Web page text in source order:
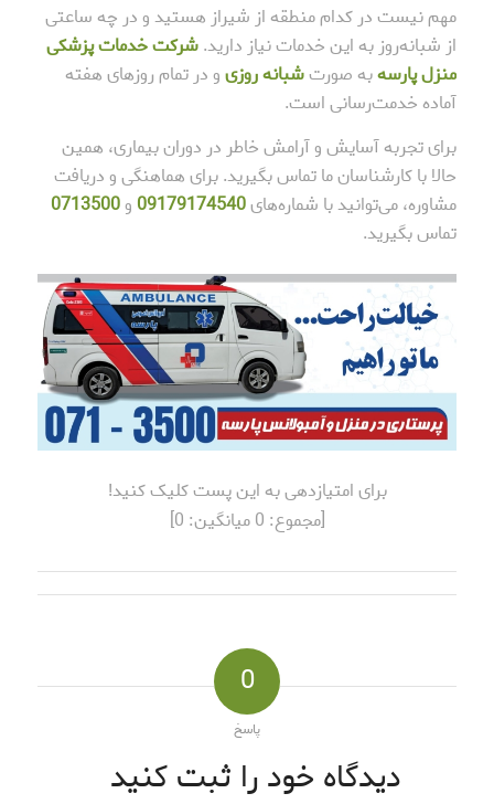
مهم نیست در کدام منطقه از شیراز هستید و در چه ساعتی
از شبانه‌روز به این خدمات نیاز دارید.شرکت خدمات پزشکی
منزل پارسهبه صورتشبانه روزیو در تمام روزهای هفته
آماده خدمت‌رسانی است.
برای تجربه آسایش و آرامش خاطر در دوران بیماری، همین
حالا با کارشناسان ما تماس بگیرید. برای هماهنگی و دریافت
مشاوره، می‌توانید با شماره‌های09179174540 و0713500
تماس بگیرید.
برای امتیازدهی به این پست کلیک کنید!
[مجموع: 0میانگین: 0
]
0
پاسخ
دیدگاه خود را ثبت کنید